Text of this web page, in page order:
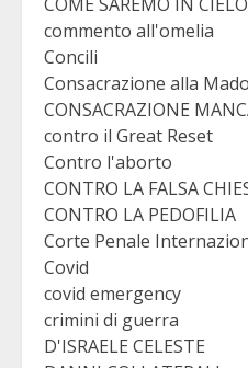
commento all'omelia
Concili
Consacrazione alla
CONSACRAZIONE
contro il Great Reset
Contro l'aborto
CONTRO LA FALSA
CONTRO LA PEDOFILIA
Corte Penale
Covid
covid emergency
crimini di guerra
D'ISRAELE CELESTE